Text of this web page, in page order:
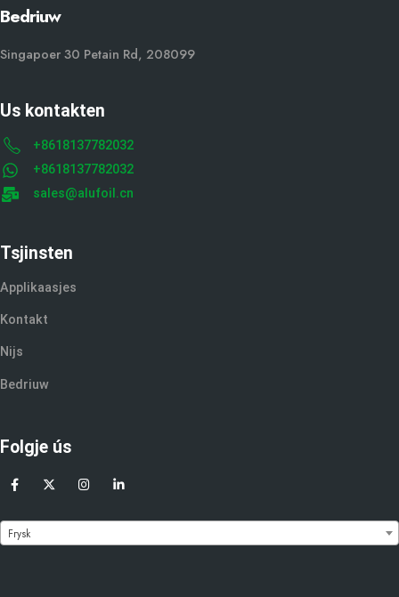
Bedriuw
Singapoer 30 Petain Rd, 208099
Us kontakten
+8618137782032
+8618137782032
sales@alufoil.cn
Tsjinsten
Applikaasjes
Kontakt
Nijs
Bedriuw
Folgje ús
Frysk